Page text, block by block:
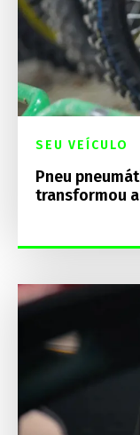
SEU VEÍCULO
Pneu
transformou